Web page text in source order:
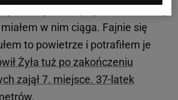
w nim ciąga. Fajnie się
to powietrze i potrafiłem je
Żyła tuż po zakończeniu
zajął 7. miejsce. 37-latek